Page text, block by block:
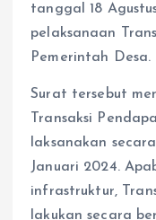
tanggal 18
pelaksanaan
Pemerintah Desa.
Surat tersebut
Transaksi
laksanakan
Januari 2024.
infrastruktur,
lakukan secara